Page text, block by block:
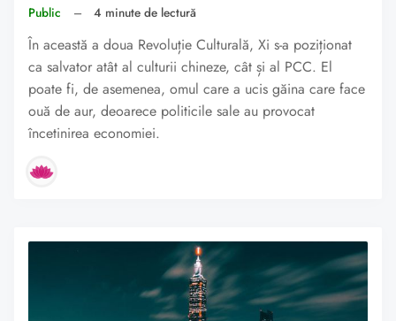
Public – 4 minute de lectură
În această a doua Revoluție Culturală, Xi s-a poziționat
ca salvator atât al culturii chineze, cât și al PCC. El
poate fi, de asemenea, omul care a ucis găina care face
ouă de aur, deoarece politicile sale au provocat
încetinirea economiei.